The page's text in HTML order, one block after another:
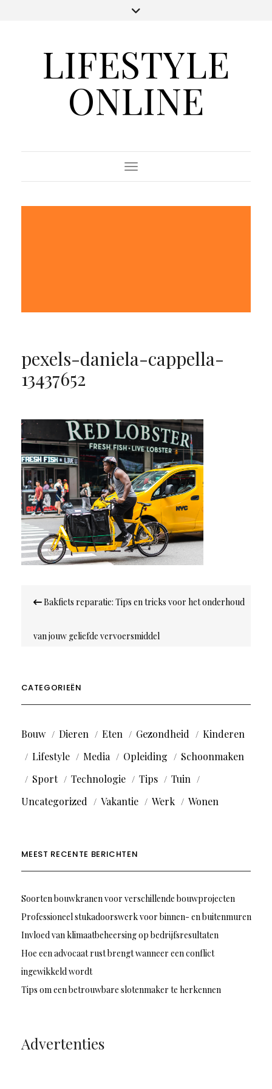
LIFESTYLE
ONLINE
Toggle Navigation
pexels-daniela-cappella-
13437652
navigatie
Bakfiets reparatie: Tips en tricks voor het onderhoud
van jouw geliefde vervoersmiddel
CATEGORIEËN
Bouw Dieren Eten Gezondheid
Kinderen
Lifestyle
Media Opleiding
Schoonmaken
Sport
Technologie Tips
Tuin
Uncategorized
Vakantie Werk Wonen
MEEST RECENTE BERICHTEN
Soorten bouwkranen voor verschillende bouwprojecten
Professioneel stukadoorswerk voor binnen- en buitenmuren
Invloed van klimaatbeheersing op bedrijfsresultaten
Hoe een advocaat rust brengt wanneer een conflict
ingewikkeld wordt
Tips om een betrouwbare slotenmaker te herkennen
Advertenties